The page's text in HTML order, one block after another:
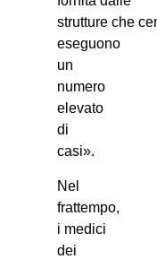
strutture che
eseguono
un
numero
elevato
di
casi».
Nel
frattempo,
i medici
dei